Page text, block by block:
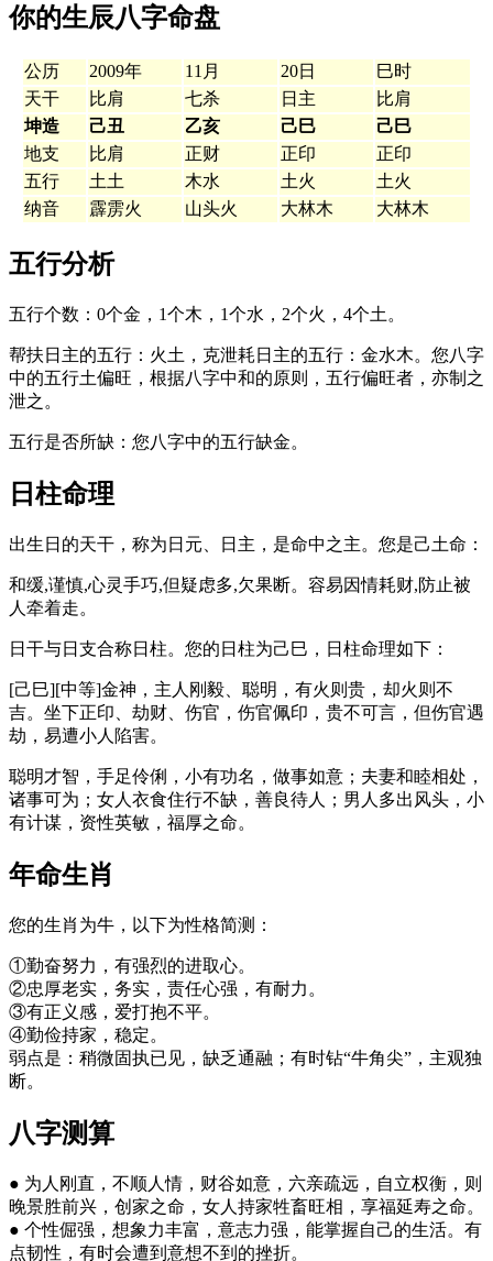
你的生辰八字命盘
公历 2009年 11月 20日
巳时
天干
比肩 七杀 日主
比肩
坤造
己丑 乙亥 己巳
己巳
地支
比肩 正财 正印
正印
五行
土土 木水 土火
土火
纳音
霹雳火 山头火 大林木 大林木
五行分析
五行个数：0个金，1个木，1个水，2个火，4个土。
帮扶日主的五行：火土，克泄耗日主的五行：金水木。您八字
中的五行土偏旺，根据八字中和的原则，五行偏旺者，亦制之
泄之。
五行是否所缺：您八字中的五行缺金。
日柱命理
出生日的天干，称为日元、日主，是命中之主。您是己土命：
和缓,谨慎,心灵手巧,但疑虑多,欠果断。容易因情耗财,防止被
人牵着走。
日干与日支合称日柱。您的日柱为己巳，日柱命理如下：
[己巳][中等]金神，主人刚毅、聪明，有火则贵，却火则不
吉。坐下正印、劫财、伤官，伤官佩印，贵不可言，但伤官遇
劫，易遭小人陷害。
聪明才智，手足伶俐，小有功名，做事如意；夫妻和睦相处，
诸事可为；女人衣食住行不缺，善良待人；男人多出风头，小
有计谋，资性英敏，福厚之命。
年命生肖
您的生肖为牛，以下为性格简测：
①勤奋努力，有强烈的进取心。
②忠厚老实，务实，责任心强，有耐力。
③有正义感，爱打抱不平。
④勤俭持家，稳定。
弱点是：稍微固执已见，缺乏通融；有时钻“牛角尖”，主观独
断。
八字测算
● 为人刚直，不顺人情，财谷如意，六亲疏远，自立权衡，则
晚景胜前兴，创家之命，女人持家牲畜旺相，享福延寿之命。
● 个性倔强，想象力丰富，意志力强，能掌握自己的生活。有
点韧性，有时会遭到意想不到的挫折。